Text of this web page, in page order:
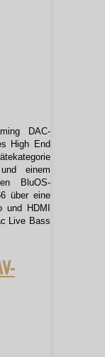
DAC-
High End
einem
BluOS-
über eine
und HDMI
Live Bass